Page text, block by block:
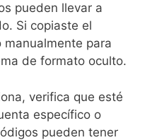
pueden llevar a
Si copiaste el
para
de formato oculto.
verifica que esté
específico o
pueden tener